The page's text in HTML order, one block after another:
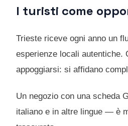
I turisti come
Trieste riceve ogni anno un
esperienze locali autentiche.
appoggiarsi: si affidano
Un negozio con una scheda
italiano e in altre lingue — è